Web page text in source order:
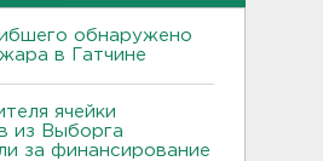
обнаружено
в Гатчине
ячейки
из Выборга
за финансирование